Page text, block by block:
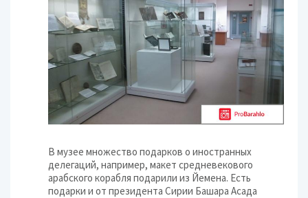
В музее множество подарков о иностранных
делегаций, например, макет средневекового
арабского корабля подарили из Йемена. Есть
подарки и от президента Сирии Башара Асада